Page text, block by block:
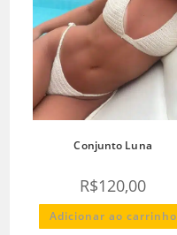
Conjunto Luna
R$120,00
Adicionar ao carrinho